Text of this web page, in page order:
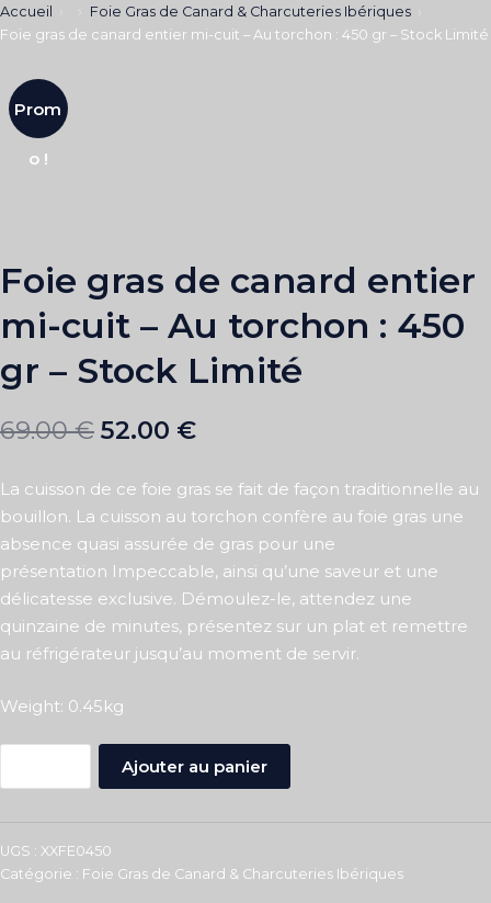
Accueil
Foie Gras de Canard & Charcuteries Ibériques
Foie gras de canard entier mi-cuit – Au torchon : 450 gr – Stock Limité
Prom
o !
Foie gras de canard entier
mi-cuit – Au torchon : 450
gr – Stock Limité
69.00€ 52.00 €
La cuisson de ce foie gras se fait de façon traditionnelle au
bouillon. La cuisson au torchon confère au foie gras une
absence quasi assurée de gras pour une
présentation Impeccable, ainsi qu’une saveur et une
délicatesse exclusive. Démoulez-le, attendez une
quinzaine de minutes, présentez sur un plat et remettre
au réfrigérateur jusqu’au moment de servir.
Weight: 0.45kg
Ajouter au panier
UGS : XXFE0450
Catégorie : Foie Gras de Canard & Charcuteries Ibériques